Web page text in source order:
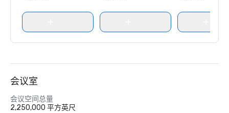
会议室
会议空间总量
2,250,000 平方英尺